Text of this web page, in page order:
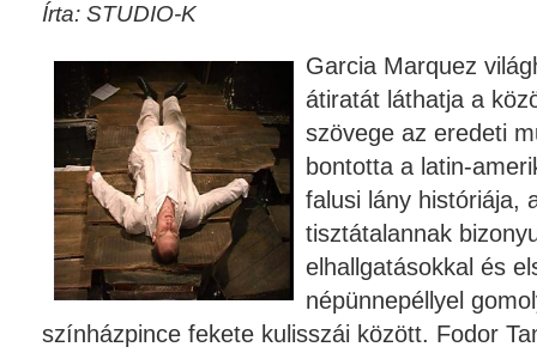
Írta: STUDIO-K
Garcia Marquez
átiratát láthatja a
szövege az eredeti
bontotta a latin-
falusi lány históriája,
tisztátalannak
elhallgatásokkal és
népünnepéllyel
színházpince fekete kulisszái között. Fodor